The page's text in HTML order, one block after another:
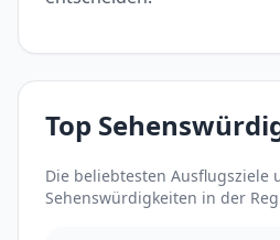
Top
Die beliebtesten Ausflugsziele
Sehenswürdigkeiten in der